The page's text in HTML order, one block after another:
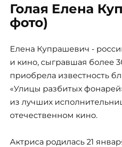
Голая Елена
фото)
Елена Купрашевич -
и кино, сыгравшая более
приобрела известность
«Улицы разбитых
из лучших
отечественном кино.
Актриса родилась 21